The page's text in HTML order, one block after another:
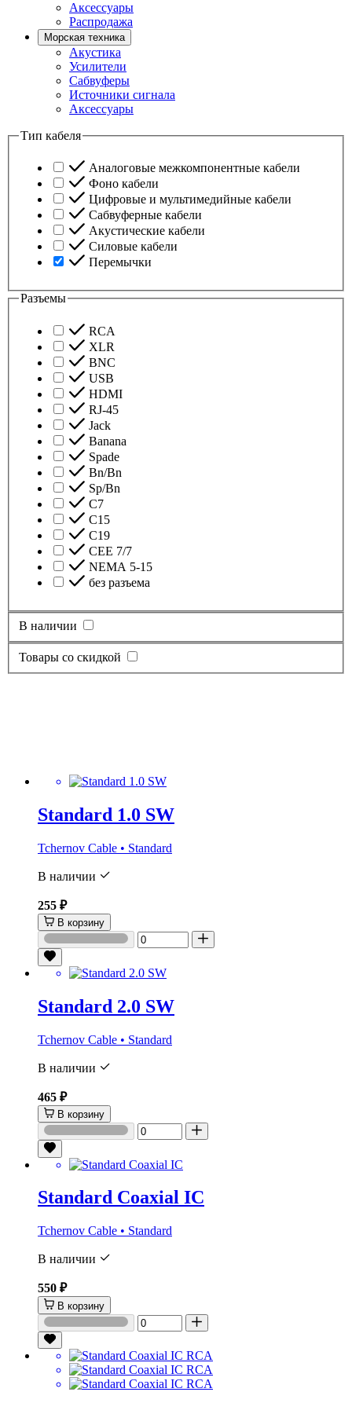
Аксессуары
Распродажа
Морская техника
Акустика
Усилители
Сабвуферы
Источники сигнала
Аксессуары
Тип кабеля
Аналоговые межкомпонентные кабели
Фоно кабели
Цифровые и мультимедийные кабели
Сабвуферные кабели
Акустические кабели
Силовые кабели
Перемычки
Разъемы
RCA
XLR
BNC
USB
HDMI
RJ-45
Jack
Banana
Spade
Bn/Bn
Sp/Bn
С7
C15
C19
CEE 7/7
NEMA 5-15
без разъема
В наличии
Товары со скидкой
Standard 1.0 SW
Tchernov Cable • Standard
В наличии
255 ₽
В корзину
Standard 2.0 SW
Tchernov Cable • Standard
В наличии
465 ₽
В корзину
Standard Coaxial IC
Tchernov Cable • Standard
В наличии
550 ₽
В корзину